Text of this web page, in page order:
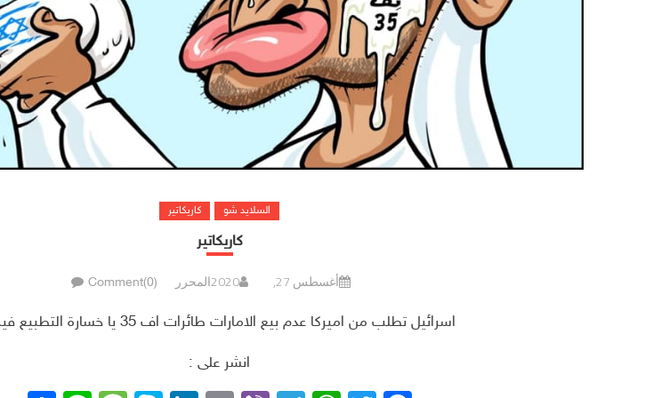
السلايد شو كاريكاتير
كاريكاتير
أغسطس 27, 2020 المحرر Comment(0)
اسرائيل تطلب من اميركا عدم بيع الامارات طائرات اف 35 يا خسارة التطبيع فيكم
انشر على :